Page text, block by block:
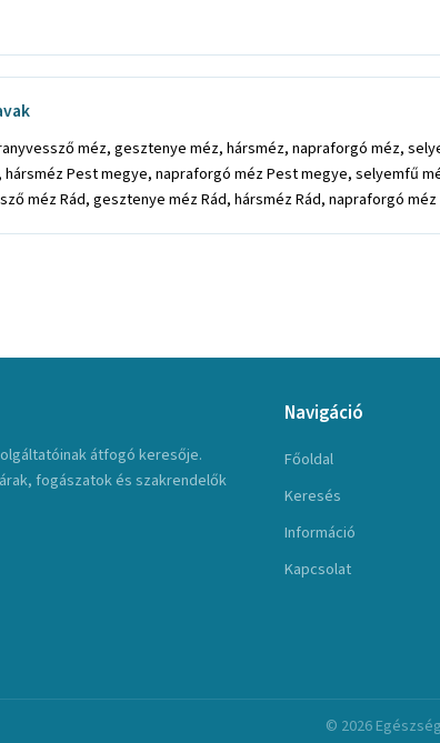
méz, gesztenye méz, hársméz, napraforgó méz,
Pest megye, napraforgó méz Pest megye, selyemfű
méz Rád, gesztenye méz Rád, hársméz Rád, napraforgó
átfogó keresője.
fogászatok és szakrendelők
Navigáció
Főoldal
Keresés
Információ
Kapcsolat
© 2026